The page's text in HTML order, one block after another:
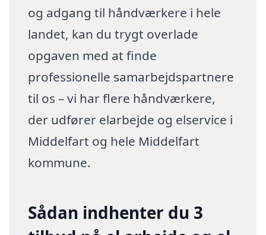
og adgang til håndværkere i hele
landet, kan du trygt overlade
opgaven med at finde
professionelle samarbejdspartnere
til os – vi har flere håndværkere,
der udfører elarbejde og elservice i
Middelfart og hele Middelfart
kommune.
Sådan indhenter du 3